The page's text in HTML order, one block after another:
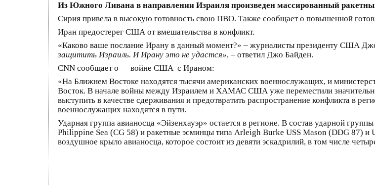
Из Южного Ливана в направлении Израиля произведен массированный
Сирия привела в высокую готовность свою ПВО. Также сообщает о повышенной
Иран предостерег США от вмешательства в конфликт.
«Каково ваше послание Ирану в данный момент?» – журналисты президенту США
защитить Израиль. И Ирану это не удастся», – ответил Джо Байден.
CNN сообщает о войне США с Ираном:
«На Ближнем Востоке находятся тысячи американских военнослужащих, и
Восток. В начале войны между Израилем и ХАМАС США уже переместили
выступить в качестве сдерживания и предотвратить распространение конфликта в
военнослужащих находятся в пути.
Ударная группа авианосца «Эйзенхауэр» остается в регионе. В состав ударной
Philippine Sea (CG 58) и ракетные эсминцы типа Arleigh Burke USS Mason (DDG 87) и
воздушное крыло авианосца, которое состоит из девяти эскадрилий, в том числе